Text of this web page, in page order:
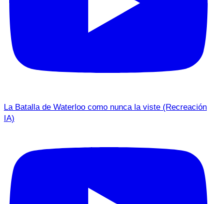
La Batalla de Waterloo como nunca la viste (Recreación
IA)